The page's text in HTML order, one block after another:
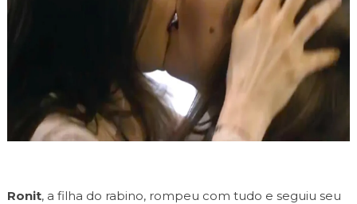
Ronit, a filha do rabino, rompeu com tudo e seguiu seu